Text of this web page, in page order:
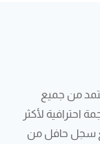
من جميع
احترافية لأكثر
مع سجل حافل من